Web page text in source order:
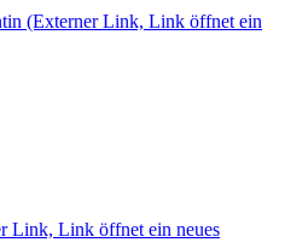
(Externer Link, Link öffnet ein
Link, Link öffnet ein neues